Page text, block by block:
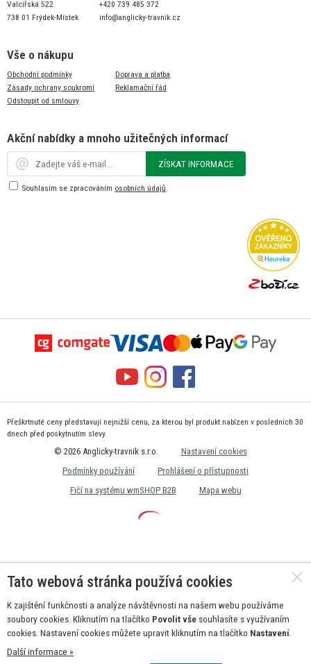
Valcířská 522
738 01 Frýdek-Místek
+420 739 485 372
info@anglicky-travnik.cz
Vše o nákupu
Obchodní podmínky
Zásady ochrany soukromí
Odstoupit od smlouvy
Doprava a platba
Reklamační řád
Akční nabídky a mnoho užitečných informací
ZÍSKAT INFORMACE
Souhlasím se zpracováním osobních údajů
Přeškrtnuté ceny představují nejnižší cenu, za kterou byl produkt nabízen v posledních 30
dnech před poskytnutím slevy.
© 2026 Anglicky-travnik s.r.o.
Nastavení cookies
Podmínky používání
Prohlášení o přístupnosti
Fičí na systému wmSHOP B2B
Mapa webu
Tato webová stránka používá cookies
K zajištění funkčnosti a analýze návštěvnosti na našem webu používáme
soubory cookies. Kliknutím na tlačítko Povolit vše souhlasíte s využívaním
cookies. Nastavení cookies můžete upravit kliknutím na tlačítko Nastavení
Další informace »